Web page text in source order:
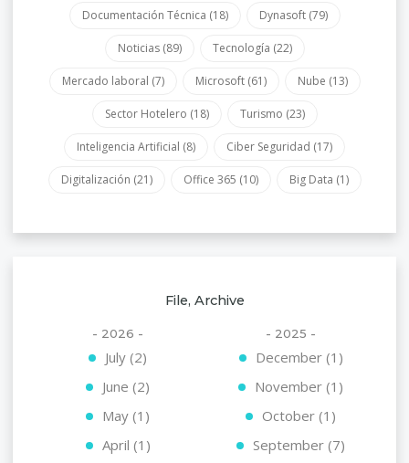
Documentación Técnica (18) Dynasoft (79)
Noticias (89) Tecnología (22)
Mercado laboral (7) Microsoft (61) Nube (13)
Sector Hotelero (18) Turismo (23)
Inteligencia Artificial (8) Ciber Seguridad (17)
Digitalización (21) Office 365 (10) Big Data (1)
File, Archive
- 2026 -
July (2)
June (2)
May (1)
April (1)
- 2025 -
December (1)
November (1)
October (1)
September (7)